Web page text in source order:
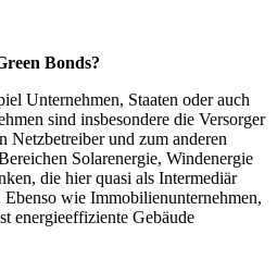
Bonds?
Unternehmen, Staaten oder auch
sind insbesondere die Versorger
Netzbetreiber und zum anderen
Solarenergie, Windenergie
die hier quasi als Intermediär
wie Immobilienunternehmen,
energieeffiziente Gebäude